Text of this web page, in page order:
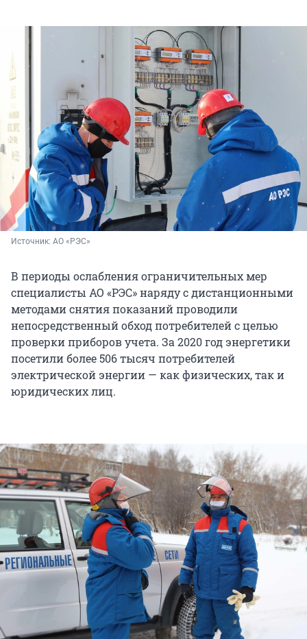
Источник: АО «РЭС»
В периоды ослабления ограничительных мер
специалисты АО «РЭС» наряду с дистанционными
методами снятия показаний проводили
непосредственный обход потребителей с целью
проверки приборов учета. За 2020 год энергетики
посетили более 506 тысяч потребителей
электрической энергии — как физических, так и
юридических лиц.